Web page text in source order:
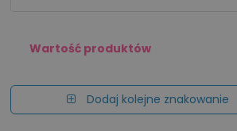
Wartość produktów
Dodaj kolejne znakowanie